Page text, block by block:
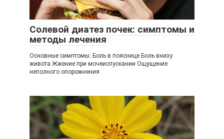
Солевой диатез почек: симптомы и
методы лечения
Основные симптомы: Боль в пояснице Боль внизу
живота Жжение при мочеиспускании Ощущение
неполного опорожнения